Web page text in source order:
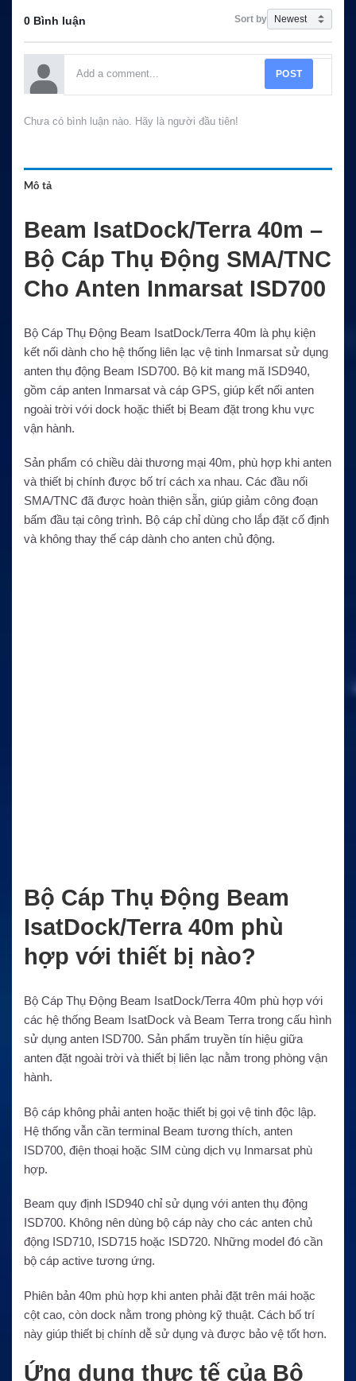
0 Bình luận Sort by
POST
Chưa có bình luận nào. Hãy là người đầu tiên!
Mô tả
Beam IsatDock/Terra 40m –
Bộ Cáp Thụ Động SMA/TNC
Cho Anten Inmarsat ISD700
Bộ Cáp Thụ Động Beam IsatDock/Terra 40m là phụ kiện
kết nối dành cho hệ thống liên lạc vệ tinh Inmarsat sử dụng
anten thụ động Beam ISD700. Bộ kit mang mã ISD940,
gồm cáp anten Inmarsat và cáp GPS, giúp kết nối anten
ngoài trời với dock hoặc thiết bị Beam đặt trong khu vực
vận hành.
Sản phẩm có chiều dài thương mại 40m, phù hợp khi anten
và thiết bị chính được bố trí cách xa nhau. Các đầu nối
SMA/TNC đã được hoàn thiện sẵn, giúp giảm công đoạn
bấm đầu tại công trình. Bộ cáp chỉ dùng cho lắp đặt cố định
và không thay thế cáp dành cho anten chủ động.
Bộ Cáp Thụ Động Beam
IsatDock/Terra 40m phù
hợp với thiết bị nào?
Bộ Cáp Thụ Động Beam IsatDock/Terra 40m phù hợp với
các hệ thống Beam IsatDock và Beam Terra trong cấu hình
sử dụng anten ISD700. Sản phẩm truyền tín hiệu giữa
anten đặt ngoài trời và thiết bị liên lạc nằm trong phòng vận
hành.
Bộ cáp không phải anten hoặc thiết bị gọi vệ tinh độc lập.
Hệ thống vẫn cần terminal Beam tương thích, anten
ISD700, điện thoại hoặc SIM cùng dịch vụ Inmarsat phù
hợp.
Beam quy định ISD940 chỉ sử dụng với anten thụ động
ISD700. Không nên dùng bộ cáp này cho các anten chủ
động ISD710, ISD715 hoặc ISD720. Những model đó cần
bộ cáp active tương ứng.
Phiên bản 40m phù hợp khi anten phải đặt trên mái hoặc
cột cao, còn dock nằm trong phòng kỹ thuật. Cách bố trí
này giúp thiết bị chính dễ sử dụng và được bảo vệ tốt hơn.
Ứng dụng thực tế của Bộ